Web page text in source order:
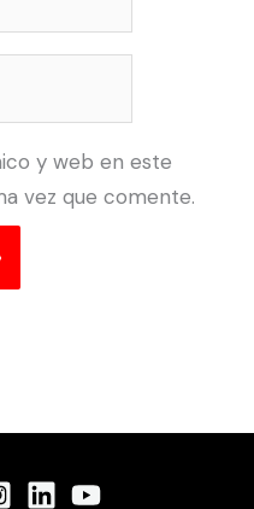
y web en este
vez que comente.